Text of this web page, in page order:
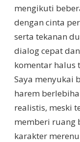
mengikuti
dengan cinta
serta tekanan
dialog cepat
komentar halus
Saya menyukai
harem
realistis, meski
memberi ruang
karakter